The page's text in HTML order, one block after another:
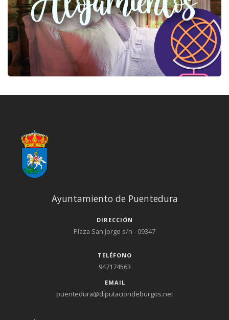
Ayuntamiento de Puentedura
DIRECCIÓN
Plaza San Jorge s/n - 09347
TELÉFONO
947174563
EMAIL
puentedura@diputaciondeburgos.net